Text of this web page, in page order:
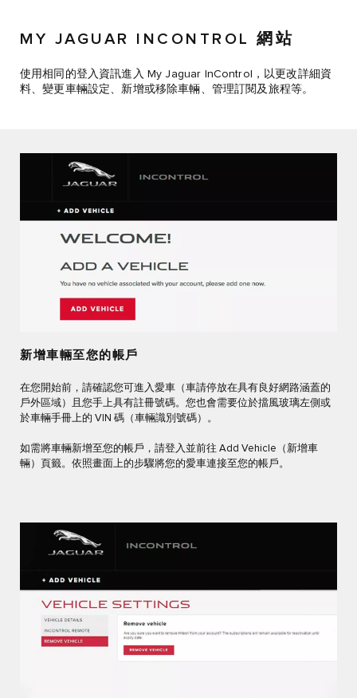
MY JAGUAR INCONTROL 網站
使用相同的登入資訊進入 My Jaguar InControl，以更改詳細資
料、變更車輛設定、新增或移除車輛、管理訂閱及旅程等。
新增車輛至您的帳戶
在您開始前，請確認您可進入愛車（車請停放在具有良好網路涵蓋的
戶外區域）且您手上具有註冊號碼。您也會需要位於擋風玻璃左側或
於車輛手冊上的 VIN 碼（車輛識別號碼）。
如需將車輛新增至您的帳戶，請登入並前往 Add Vehicle（新增車
輛）頁籤。依照畫面上的步驟將您的愛車連接至您的帳戶。